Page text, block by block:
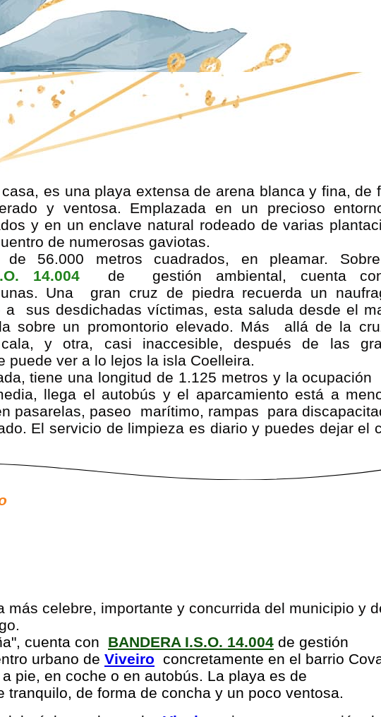
es una playa extensa de arena blanca y fina, de
y ventosa. Emplazada en un precioso
y en un enclave natural rodeado de varias
de numerosas gaviotas.
de 56.000 metros cuadrados, en pleamar.
14.004
de gestión ambiental, cuenta
Una gran cruz de piedra recuerda un
a sus desdichadas víctimas, esta saluda desde el
sobre un promontorio elevado. Más allá de la
y otra, casi inaccesible, después de las
puede ver a lo lejos la isla Coelleira.
tiene una longitud de 1.125 metros y la ocupación
llega el autobús y el aparcamiento está a
pasarelas, paseo marítimo, rampas para
El servicio de limpieza es diario y puedes dejar el
más celebre, importante y concurrida del municipio y
cuenta con BANDERA I.S.O. 14.004 de gestión
urbano de Viveiro concretamente en el barrio
pie, en coche o en autobús. La playa es de
tranquilo, de forma de concha y un poco ventosa.